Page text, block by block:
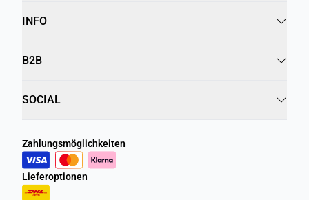
INFO
B2B
SOCIAL
Zahlungsmöglichkeiten
Lieferoptionen